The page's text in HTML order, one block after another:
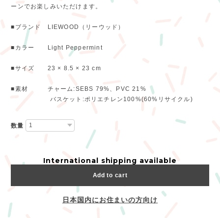
ーンでお楽しみいただけます。
■ブランド LIEWOOD（リーウッド）
■カラー Light Peppermint
■サイズ 23 × 8.5 × 23 cm
■素材 チャーム:SEBS 79%、PVC 21%
バスケット:ポリエチレン100%(60%リサイクル)
数量
International shipping available
Add to cart
日本国内にお住まいの方向け